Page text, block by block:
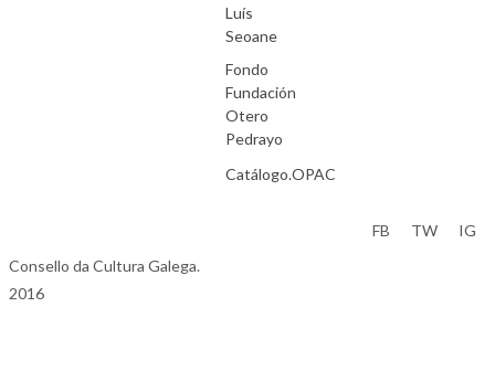
Luís
Seoane
Fondo
Fundación
Otero
Pedrayo
Catálogo.OPAC
Consello da Cultura Galega.
2016
FB TW IG